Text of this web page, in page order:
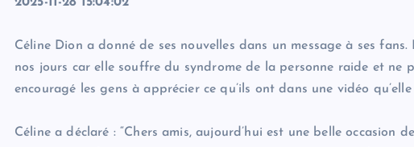
Céline Dion a donné de ses nouvelles dans un message à ses
nos jours car elle souffre du syndrome de la personne raide et ne
encouragé les gens à apprécier ce qu’ils ont dans une vidéo
Céline a déclaré : “Chers amis, aujourd’hui est une belle